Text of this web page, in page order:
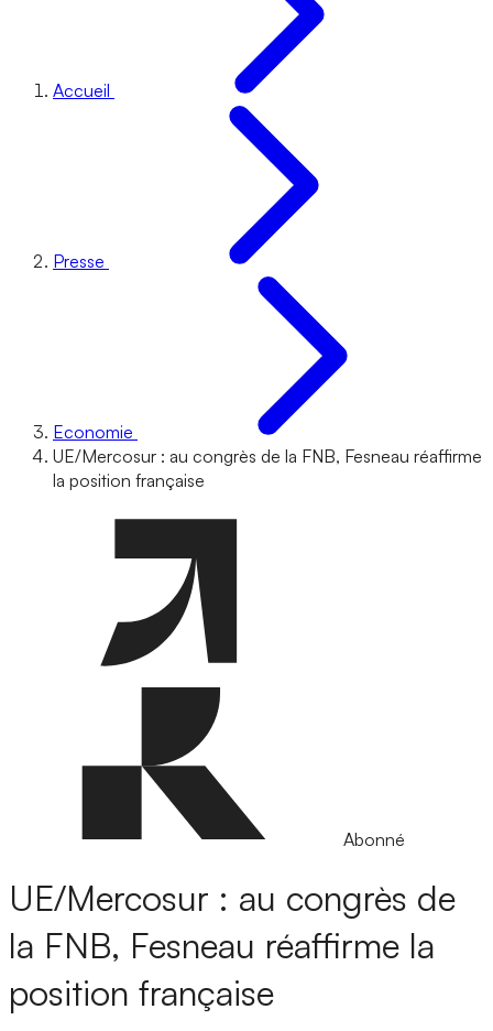
Accueil
Presse
Economie
UE/Mercosur : au congrès de la FNB, Fesneau réaffirme
la position française
Abonné
UE/Mercosur : au congrès de
la FNB, Fesneau réaffirme la
position française